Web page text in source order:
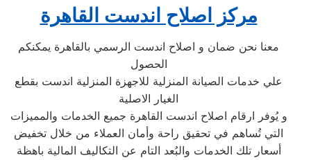
مركز اصلاح اندست القاهرة
معنا نحن ضمان و اصلاح اندست الرسمي بالقاهرة يمكنكم
الحصول
علي خدمات الصيانة المنزلية للاجهزة المنزلية اندست بقطع
الغيار الاصلية
و يُوفر ارقام اصلاح اندست القاهرة جميع الخدمات والمميزات
التي تُساهم في تحقيق راحة وأمان العملاء من خلال تخفيض
أسعار تلك الخدمات والبُعد التام عن التكاليف المالية باهظة